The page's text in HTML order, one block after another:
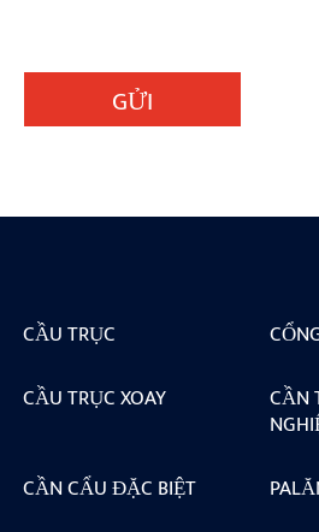
GỬI
CẦU TRỤC
CẦU TRỤC XOAY
CẦN
CẦN CẨU ĐẶC BIỆT